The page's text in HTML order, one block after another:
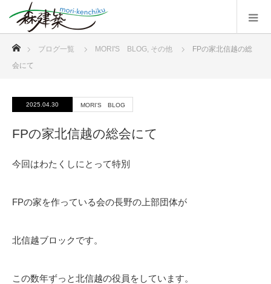
ブログ一覧 MORI'S BLOG, その他
FPの家北信越の総
会にて
2025.04.30 MORI'S BLOG
FPの家北信越の総会にて
今回はわたくしにとって特別
FPの家を作っている会の長野の上部団体が
北信越ブロックです。
この数年ずっと北信越の役員をしています。